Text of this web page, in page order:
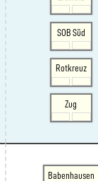
SOB Süd
Rotkreuz
Zug
Babenhausen